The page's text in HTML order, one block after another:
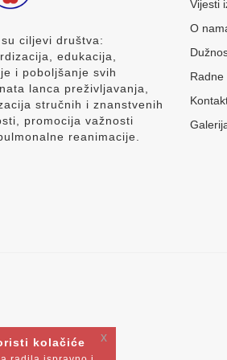
ciljevi društva:
edukacija,
i poboljšanje svih
lanca preživljavanja,
stručnih i znanstvenih
promocija važnosti
reanimacije.
Vijesti
O
Radne
kolačiće x